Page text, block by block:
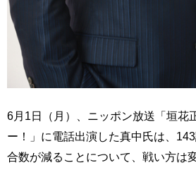
6月1日（月）、ニッポン放送「垣花
ー！」に電話出演した真中氏は、
合数が減ることについて、戦い方は